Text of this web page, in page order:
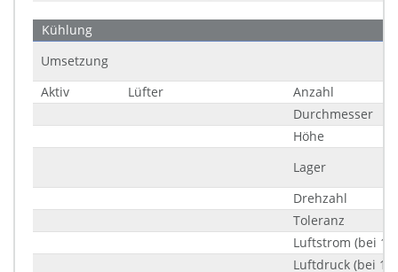
Kühlung
Umsetzung
Aktiv
Lüfter
Anzahl
Durchmesser
Höhe
Lager
Drehzahl
Toleranz
Luftstrom (bei
Luftdruck (bei